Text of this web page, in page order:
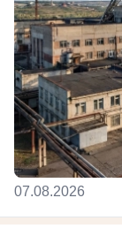
07.08.2026